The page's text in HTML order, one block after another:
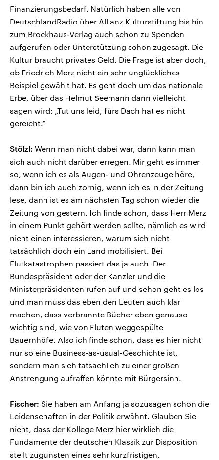
Finanzierungsbedarf. Natürlich haben alle von
DeutschlandRadio über Allianz Kulturstiftung bis hin
zum Brockhaus-Verlag auch schon zu Spenden
aufgerufen oder Unterstützung schon zugesagt. Die
Kultur braucht privates Geld. Die Frage ist aber doch,
ob Friedrich Merz nicht ein sehr unglückliches
Beispiel gewählt hat. Es geht doch um das nationale
Erbe, über das Helmut Seemann dann vielleicht
sagen wird: „Tut uns leid, fürs Dach hat es nicht
gereicht.“
Stölzl: Wenn man nicht dabei war, dann kann man
sich auch nicht darüber erregen. Mir geht es immer
so, wenn ich es als Augen- und Ohrenzeuge höre,
dann bin ich auch zornig, wenn ich es in der Zeitung
lese, dann ist es am nächsten Tag schon wieder die
Zeitung von gestern. Ich finde schon, dass Herr Merz
in einem Punkt gehört werden sollte, nämlich es wird
nicht einen interessieren, warum sich nicht
tatsächlich doch ein Land mobilisiert. Bei
Flutkatastrophen passiert das ja auch. Der
Bundespräsident oder der Kanzler und die
Ministerpräsidenten rufen auf und schon geht es los
und man muss das eben den Leuten auch klar
machen, dass verbrannte Bücher eben genauso
wichtig sind, wie von Fluten weggespülte
Bauernhöfe. Also ich finde schon, dass es hier nicht
nur so eine Business-as-usual-Geschichte ist,
sondern man sich tatsächlich zu einer großen
Anstrengung aufraffen könnte mit Bürgersinn.
Fischer: Sie haben am Anfang ja sozusagen schon die
Leidenschaften in der Politik erwähnt. Glauben Sie
nicht, dass der Kollege Merz hier wirklich die
Fundamente der deutschen Klassik zur Disposition
stellt zugunsten eines sehr kurzfristigen,